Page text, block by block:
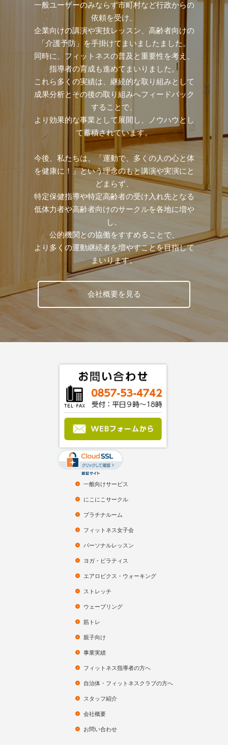
一般ユーザーのみならず市町村など行政からの
依頼を受け、
企業向けの講演や実技レッスン、高齢者向けの
「介護予防」を手掛けてまいましたました。
同時に、フィットネスの普及と重要性を考え、
指導者の育成も進めてまいりました。
これら多くの実績は、継続的な取り組みとして
成果分析とその後の取り組みへフィードバック
することで、
より効果的な事業として展開し、ノウハウとし
て蓄積されています。
今後、私たちは、「運動で、多くの人の心と体
を健康に！」という理念のもと講演や実演にと
どまらず、
特定保健指導や特定高齢者の受け入れ先となる
低体力者や高齢者向けのサークルを各地に増や
し、
公的機関との協働をすすめることで、
より多くの運動継続者を増やすことを目指して
まいります。
会社概要を見る
一般向けサービス
にこにこサークル
プラチナルーム
フィットネス女子会
パーソナルレッスン
ヨガ・ピラティス
エアロビクス・ウォーキング
ストレッチ
ウェーブリング
筋トレ
親子向け
事業実績
フィットネス指導者の方へ
自治体・フィットネスクラブの方へ
スタッフ紹介
会社概要
お問い合わせ